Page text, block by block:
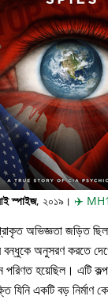
স্পাইজ, ২০১৯। ✈️
অভিজ্ঞতা জড়িত ছিল
বন্ধুকে অনুসরণ করতে
হয়েছিল। এটি
একটি বড় নির্মাণ